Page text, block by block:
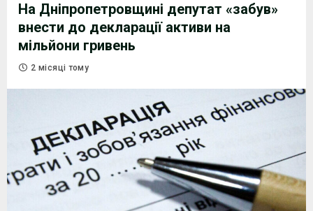
На Дніпропетровщині депутат «забув»
внести до декларації активи на
мільйони гривень
2 місяці тому